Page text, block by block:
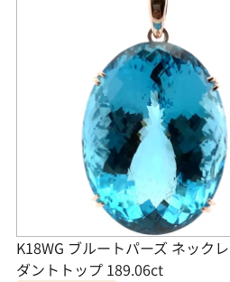
K18WG ブルートパーズ ネック
ダントトップ 189.06ct